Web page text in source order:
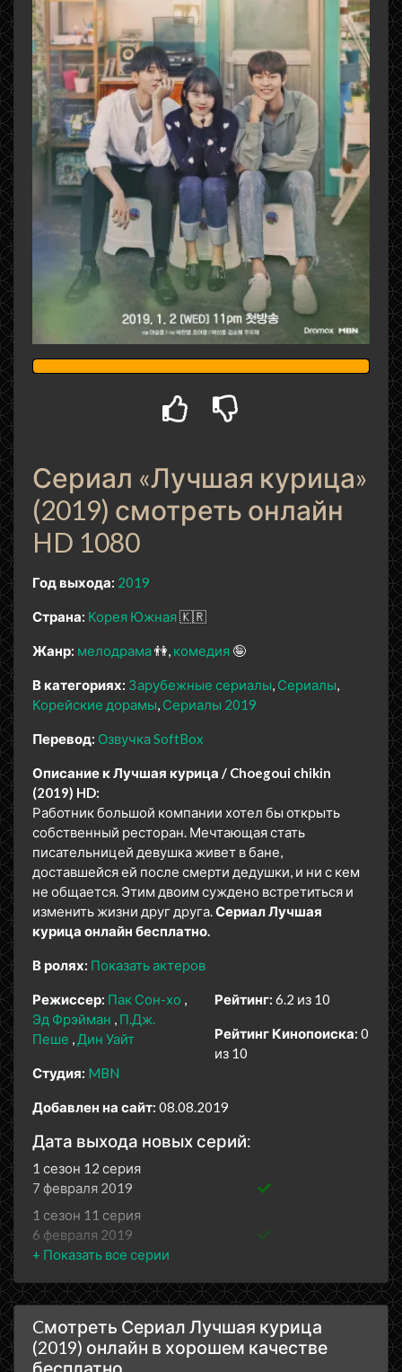
Сериал «Лучшая курица»
(2019) смотреть онлайн
HD 1080
Год выхода: 2019
Страна: Корея Южная🇰🇷
Жанр: мелодрама👫 комедия 🤪
В категориях: Зарубежные сериалы Сериалы
Корейские дорамы Сериалы 2019
Перевод: Озвучка SoftBox
Описание к Лучшая курица / Choegoui chikin
(2019) HD:
Работник большой компании хотел бы открыть
собственный ресторан. Мечтающая стать
писательницей девушка живет в бане,
доставшейся ей после смерти дедушки, и ни с кем
не общается. Этим двоим суждено встретиться и
изменить жизни друг друга.Сериал Лучшая
курица онлайн бесплатно.
В ролях: Показать актеров
Режиссер: Пак Сон-хо
Эд Фрэйман
П.Дж.
Пеше
Дин Уайт
Студия: MBN
Рейтинг: 6.2 из 10
Рейтинг Кинопоиска: 0
из 10
Добавлен на сайт: 08.08.2019
Дата выхода новых серий:
1 сезон 12 серия
7 февраля 2019
1 сезон 11 серия
6 февраля 2019
1 сезон 10 серия
31 января 2019
1 сезон 9 серия
30 января 2019
1 сезон 8 серия
Cмотреть Сериал Лучшая курица
(2019) онлайн в хорошем качестве